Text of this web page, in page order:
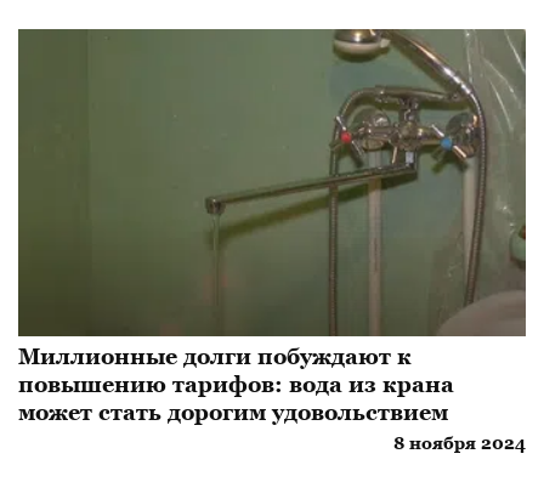
Миллионные долги побуждают к
повышению тарифов: вода из крана
может стать дорогим удовольствием
8 ноября 2024